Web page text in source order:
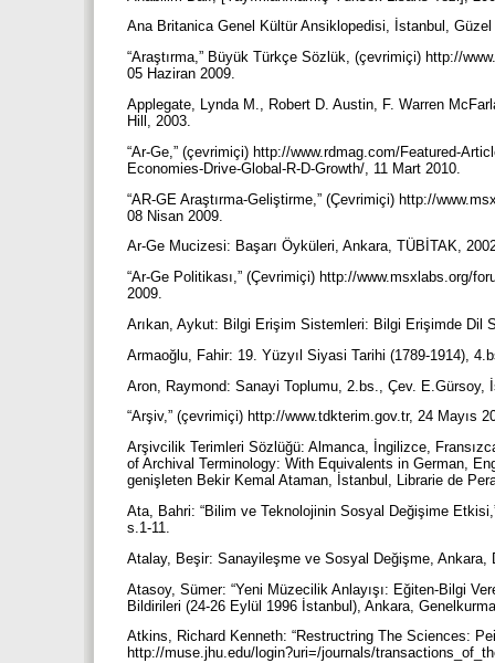
Ana Britanica Genel Kültür Ansiklopedisi, İstanbul,
“Araştırma,” Büyük Türkçe Sözlük, (çevrimiçi) http://
05 Haziran 2009.
Applegate, Lynda M., Robert D. Austin, F. Warren
Hill, 2003.
“Ar-Ge,” (çevrimiçi) http://www.rdmag.com/Featured-
Economies-Drive-Global-R-D-Growth/, 11 Mart 2010.
“AR-GE Araştırma-Geliştirme,” (Çevrimiçi) http://
08 Nisan 2009.
Ar-Ge Mucizesi: Başarı Öyküleri, Ankara, TÜBİTAK,
“Ar-Ge Politikası,” (Çevrimiçi) http://www.msxlabs.org/
2009.
Arıkan, Aykut: Bilgi Erişim Sistemleri: Bilgi Erişimde Dil
Armaoğlu, Fahir: 19. Yüzyıl Siyasi Tarihi (1789-1914),
Aron, Raymond: Sanayi Toplumu, 2.bs., Çev. E.Gürsoy,
“Arşiv,” (çevrimiçi) http://www.tdkterim.gov.tr, 24 Mayıs
Arşivcilik Terimleri Sözlüğü: Almanca, İngilizce,
of Archival Terminology: With Equivalents in German,
genişleten Bekir Kemal Ataman, İstanbul, Librarie de
Ata, Bahri: “Bilim ve Teknolojinin Sosyal Değişime
s.1-11.
Atalay, Beşir: Sanayileşme ve Sosyal Değişme, Ankara,
Atasoy, Sümer: “Yeni Müzecilik Anlayışı: Eğiten-Bilgi
Bildirileri (24-26 Eylül 1996 İstanbul), Ankara,
Atkins, Richard Kenneth: “Restructring The Sciences:
http://muse.jhu.edu/login?uri=/journals/